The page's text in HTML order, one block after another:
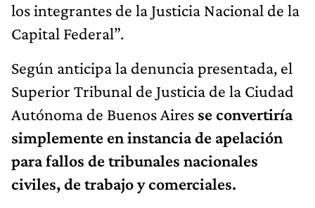
los integrantes de la Justicia Nacional de la
Capital Federal”.
Según anticipa la denuncia presentada, el
Superior Tribunal de Justicia de la Ciudad
Autónoma de Buenos Aires se convertiría
simplemente en instancia de apelación
para fallos de tribunales nacionales
civiles, de trabajo y comerciales.